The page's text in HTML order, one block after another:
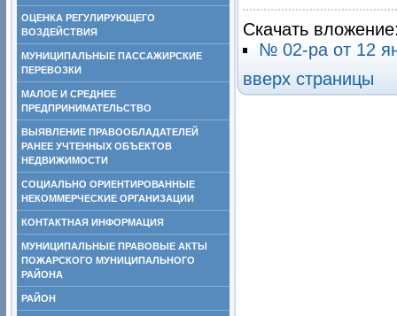
ОЦЕНКА РЕГУЛИРУЮЩЕГО
ВОЗДЕЙСТВИЯ
МУНИЦИПАЛЬНЫЕ ПАССАЖИРСКИЕ
ПЕРЕВОЗКИ
МАЛОЕ И СРЕДНЕЕ
ПРЕДПРИНИМАТЕЛЬСТВО
ВЫЯВЛЕНИЕ ПРАВООБЛАДАТЕЛЕЙ
РАНЕЕ УЧТЕННЫХ ОБЪЕКТОВ
НЕДВИЖИМОСТИ
СОЦИАЛЬНО ОРИЕНТИРОВАННЫЕ
НЕКОММЕРЧЕСКИЕ ОРГАНИЗАЦИИ
КОНТАКТНАЯ ИНФОРМАЦИЯ
МУНИЦИПАЛЬНЫЕ ПРАВОВЫЕ АКТЫ
ПОЖАРСКОГО МУНИЦИПАЛЬНОГО
РАЙОНА
РАЙОН
Скачать
№ 02-ра от 12
вверх страницы